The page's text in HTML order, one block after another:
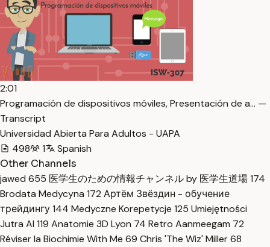
2:01
Programación de dispositivos móviles, Presentación de a… —
Transcript
Universidad Abierta Para Adultos - UAPA
498
1
Spanish
Other Channels
jawed 655 医学生のための情報チャンネル by 医学生道場174
Brodata Medycyna 172 Артём Звёздин - обучение
трейдингу144 Medyczne Korepetycje 125 Umiejętności
Jutra AI 119 Anatomie 3D Lyon 74 Retro Aanmeegam 72
Réviser la Biochimie With Me 69 Chris 'The Wiz' Miller68